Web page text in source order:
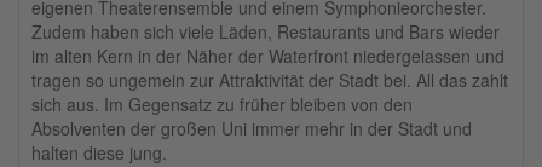
eigenen Theaterensemble und einem Symphonieorchester.
Zudem haben sich viele Läden, Restaurants und Bars wieder
im alten Kern in der Näher der Waterfront niedergelassen und
tragen so ungemein zur Attraktivität der Stadt bei. All das zahlt
sich aus. Im Gegensatz zu früher bleiben von den
Absolventen der großen Uni immer mehr in der Stadt und
halten diese jung.